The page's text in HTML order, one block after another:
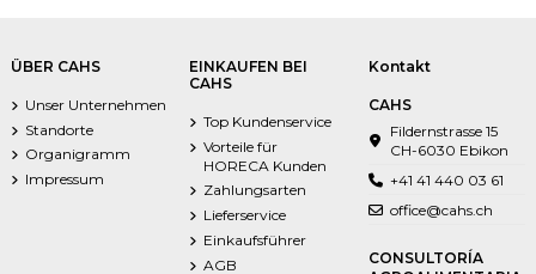
ÜBER CAHS
Unser Unternehmen
Standorte
Organigramm
Impressum
EINKAUFEN BEI
CAHS
Top Kundenservice
Vorteile für
HORECA Kunden
Zahlungsarten
Lieferservice
Einkaufsführer
AGB
Kontakt
CAHS
Fildernstrasse 15
CH-6030 Ebikon
+41 41 440 03 61
office@cahs.ch
CONSULTORÍA